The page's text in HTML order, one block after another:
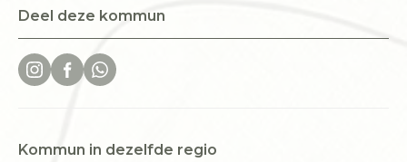
Deel deze kommun
Kommun in dezelfde regio